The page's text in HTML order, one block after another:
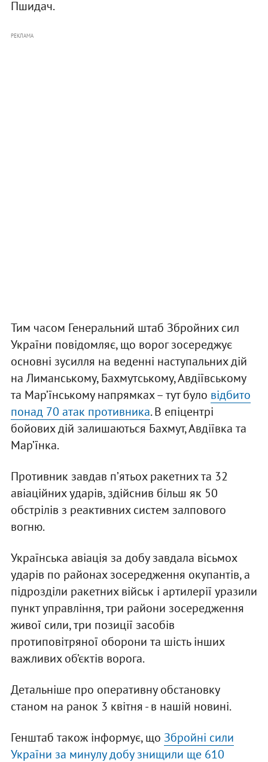
Пшидач.
РЕКЛАМА
Тим часом Генеральний штаб Збройних сил
України повідомляє, що ворог зосереджує
основні зусилля на веденні наступальних дій
на Лиманському, Бахмутському, Авдіївському
та Мар’їнському напрямках – тут було відбито
понад 70 атак противника. В епіцентрі
бойових дій залишаються Бахмут, Авдіївка та
Мар’їнка.
Противник завдав пʼятьох ракетних та 32
авіаційних ударів, здійснив більш як 50
обстрілів з реактивних систем залпового
вогню.
Українська авіація за добу завдала вісьмох
ударів по районах зосередження окупантів, а
підрозділи ракетних військ і артилерії уразили
пункт управління, три райони зосередження
живої сили, три позиції засобів
протиповітряної оборони та шість інших
важливих об’єктів ворога.
Детальніше про оперативну обстановку
станом на ранок 3 квітня - в нашій новині.
Генштаб також інформує, що Збройні сили
України за минулу добу знищили ще 610